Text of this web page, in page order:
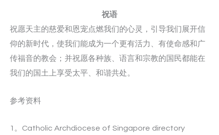
祝语
祝愿天主的慈爱和恩宠点燃我们的心灵，引导我们展开信
仰的新时代，使我们能成为一个更有活力、有使命感和广
传福音的教会；并祝愿各种族、语言和宗教的国民都能在
我们的国土上享受太平、和谐共处。
参考资料
1。Catholic Archdiocese of Singapore directory